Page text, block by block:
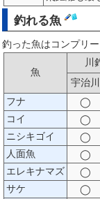
釣れる魚
釣った魚はコンプリ
魚
川
宇治川
フナ
◯
コイ
◯
ニシキゴイ
◯
人面魚
◯
エレキナマズ
◯
サケ
◯